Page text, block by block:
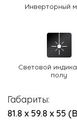
Инверторный
Световой
полу
Габариты:
81.8 х 59.8 х 55